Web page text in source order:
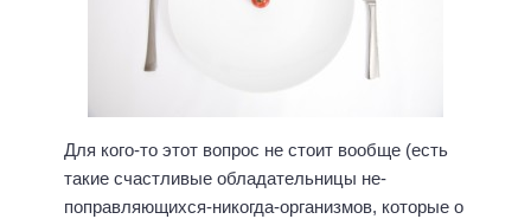
Для кого-то этот вопрос не стоит вообще (есть
такие счастливые обладательницы не-
поправляющихся-никогда-организмов, которые о